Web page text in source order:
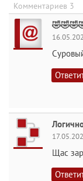
Комментариев 3
Щас